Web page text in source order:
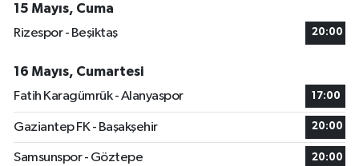
15 Mayıs, Cuma
Rizespor - Beşiktaş
20:00
16 Mayıs, Cumartesi
Fatih Karagümrük - Alanyaspor
17:00
Gaziantep FK - Başakşehir 20:00
Samsunspor - Göztepe 20:00